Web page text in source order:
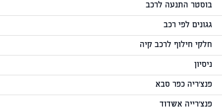
בוסטר התנעה לרכב
גגונים לפי רכב
חלקי חילוף לרכב קיה
ניסיון
פנצ'ריה כפר סבא
פנצ'רייה אשדוד